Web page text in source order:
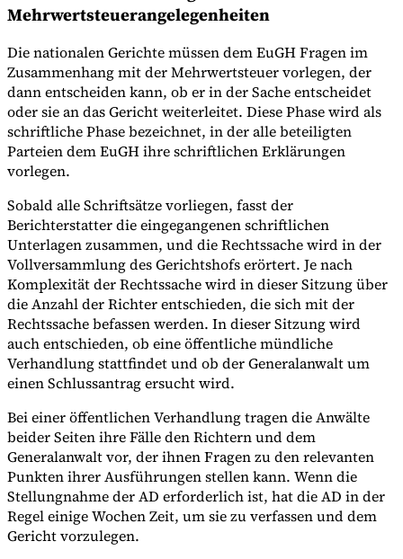
Mehrwertsteuerangelegenheiten
Die nationalen Gerichte müssen dem EuGH Fragen im
Zusammenhang mit der Mehrwertsteuer vorlegen, der
dann entscheiden kann, ob er in der Sache entscheidet
oder sie an das Gericht weiterleitet. Diese Phase wird als
schriftliche Phase bezeichnet, in der alle beteiligten
Parteien dem EuGH ihre schriftlichen Erklärungen
vorlegen.
Sobald alle Schriftsätze vorliegen, fasst der
Berichterstatter die eingegangenen schriftlichen
Unterlagen zusammen, und die Rechtssache wird in der
Vollversammlung des Gerichtshofs erörtert. Je nach
Komplexität der Rechtssache wird in dieser Sitzung über
die Anzahl der Richter entschieden, die sich mit der
Rechtssache befassen werden. In dieser Sitzung wird
auch entschieden, ob eine öffentliche mündliche
Verhandlung stattfindet und ob der Generalanwalt um
einen Schlussantrag ersucht wird.
Bei einer öffentlichen Verhandlung tragen die Anwälte
beider Seiten ihre Fälle den Richtern und dem
Generalanwalt vor, der ihnen Fragen zu den relevanten
Punkten ihrer Ausführungen stellen kann. Wenn die
Stellungnahme der AD erforderlich ist, hat die AD in der
Regel einige Wochen Zeit, um sie zu verfassen und dem
Gericht vorzulegen.